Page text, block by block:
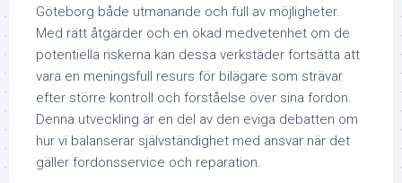
Göteborg både utmanande och full av möjligheter.
Med rätt åtgärder och en ökad medvetenhet om de
potentiella riskerna kan dessa verkstäder fortsätta att
vara en meningsfull resurs för bilägare som strävar
efter större kontroll och förståelse över sina fordon.
Denna utveckling är en del av den eviga debatten om
hur vi balanserar självständighet med ansvar när det
gäller fordonsservice och reparation.